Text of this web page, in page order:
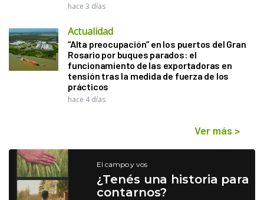
hace 3 días
Actualidad
“Alta preocupación” en los puertos del Gran
Rosario por buques parados: el
funcionamiento de las exportadoras en
tensión tras la medida de fuerza de los
prácticos
hace 4 días
Ver más >
El campo y vos
¿Tenés una historia para
contarnos?